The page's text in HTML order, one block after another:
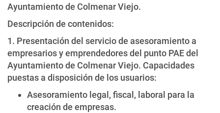
Ayuntamiento de Colmenar Viejo.
Descripción de contenidos:
1. Presentación del servicio de asesoramiento a
empresarios y emprendedores del punto PAE del
Ayuntamiento de Colmenar Viejo. Capacidades
puestas a disposición de los usuarios:
Asesoramiento legal, fiscal, laboral para la
creación de empresas.